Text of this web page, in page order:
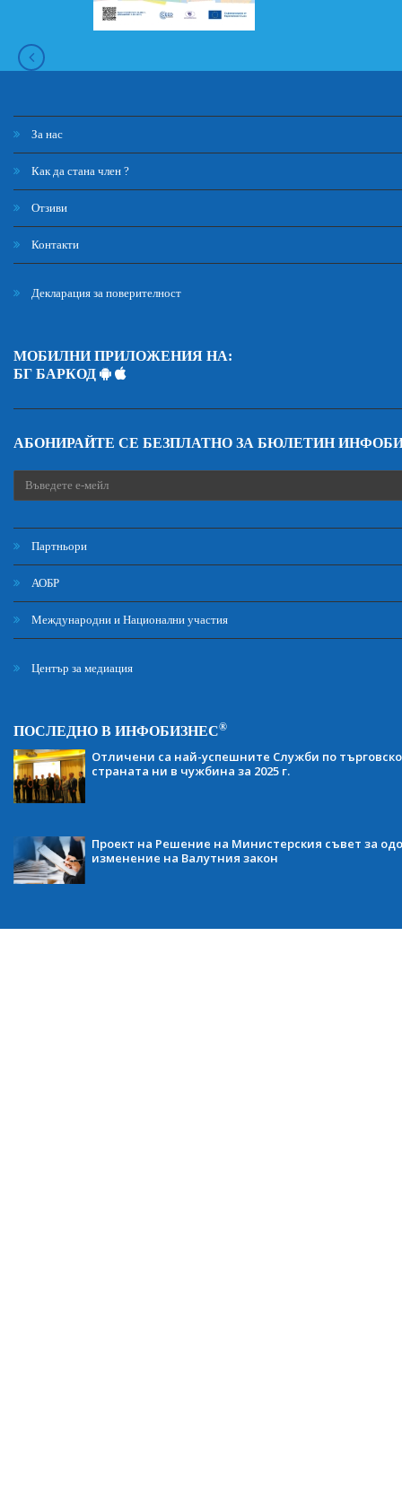
За нас
Как да стана член ?
Отзиви
Контакти
Декларация за поверителност
МОБИЛНИ ПРИЛОЖЕНИЯ НА:
БГ БАРКОД
АБОНИРАЙТЕ СЕ БЕЗПЛАТНО ЗА БЮЛЕТИН
Партньори
АОБР
Международни и Национални участия
Център за медиация
ПОСЛЕДНО В ИНФОБИЗНЕС®
Отличени са най-успешните Служби по
страната ни в чужбина за 2025 г.
Проект на Решение на Министерския съвет за
изменение на Валутния закон